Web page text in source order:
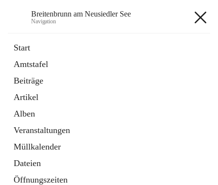
Breitenbrunn am Neusiedler See
Navigation
Start
Amtstafel
Beiträge
Artikel
Alben
Veranstaltungen
Müllkalender
Dateien
Öffnungszeiten
18 Schnellzugriffe
Gemeindeservice